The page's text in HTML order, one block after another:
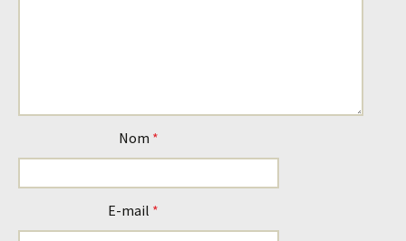
Nom *
E-mail *